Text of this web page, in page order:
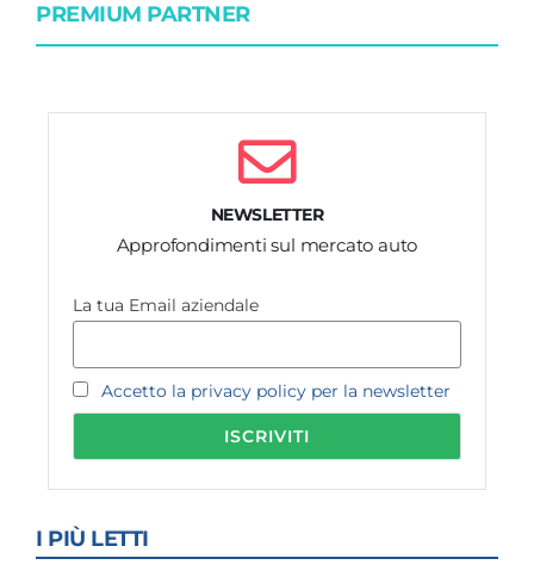
PREMIUM PARTNER
NEWSLETTER
Approfondimenti sul mercato auto
La tua Email aziendale
Accetto la privacy policy per la newsletter
I PIÙ LETTI